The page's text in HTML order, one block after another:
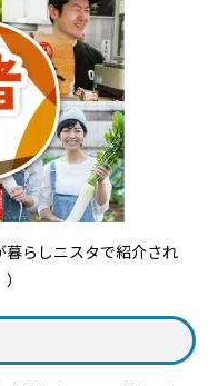
らしニスタで紹介され
）